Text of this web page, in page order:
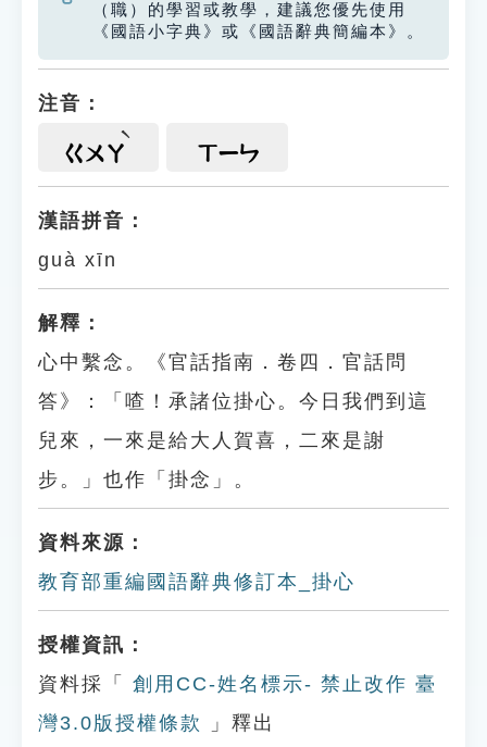
（職）的學習或教學，建議您優先使用
《國語小字典》或《國語辭典簡編本》。
注音：
ㄍㄨㄚ ㄒㄧㄣ
漢語拼音：
guà xīn
解釋：
心中繫念。《官話指南．卷四．官話問
答》：「喳！承諸位掛心。今日我們到這
兒來，一來是給大人賀喜，二來是謝
步。」也作「掛念」。
資料來源：
教育部重編國語辭典修訂本_掛心
授權資訊：
資料採「
創用CC-姓名標示- 禁止改作 臺
灣3.0版授權條款
」釋出